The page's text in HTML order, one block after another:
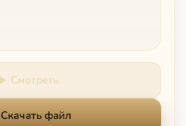
Смотреть
Скачать файл